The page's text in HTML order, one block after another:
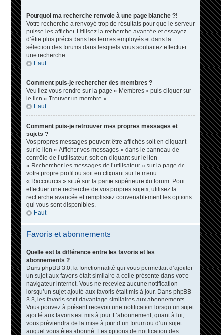
Pourquoi ma recherche renvoie à une page blanche ?!
Votre recherche a renvoyé trop de résultats pour que le serveur
puisse les afficher. Utilisez la recherche avancée et essayez
d’être plus précis dans les termes employés et dans la
sélection des forums dans lesquels vous souhaitez effectuer
une recherche.
Haut
Comment puis-je rechercher des membres ?
Veuillez vous rendre sur la page « Membres » puis cliquer sur
le lien « Trouver un membre ».
Haut
Comment puis-je retrouver mes propres messages et
sujets ?
Vos propres messages peuvent être affichés soit en cliquant
sur le lien « Afficher vos messages » dans le panneau de
contrôle de l’utilisateur, soit en cliquant sur le lien
« Rechercher les messages de l’utilisateur » sur la page de
votre propre profil ou soit en cliquant sur le menu
« Raccourcis » situé sur la partie supérieure du forum. Pour
effectuer une recherche de vos propres sujets, utilisez la
recherche avancée et remplissez convenablement les options
qui vous sont disponibles.
Haut
Favoris et abonnements
Quelle est la différence entre les favoris et les
abonnements ?
Dans phpBB 3.0, la fonctionnalité qui vous permettait d’ajouter
un sujet aux favoris était similaire à celle présente dans votre
navigateur internet. Vous ne receviez aucune notification
lorsqu’un sujet ajouté aux favoris était mis à jour. Dans phpBB
3.3, les favoris sont davantage similaires aux abonnements.
Vous pouvez à présent recevoir une notification lorsqu’un sujet
ajouté aux favoris est mis à jour. L’abonnement, quant à lui,
vous préviendra de la mise à jour d’un forum ou d’un sujet
auquel vous êtes abonné. Les options de notification des